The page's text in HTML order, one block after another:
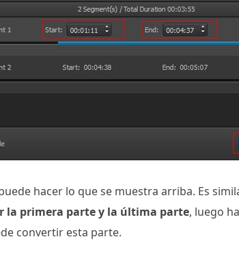
hacer lo que se muestra arriba. Es
la primera parte y la última parte, luego
convertir esta parte.